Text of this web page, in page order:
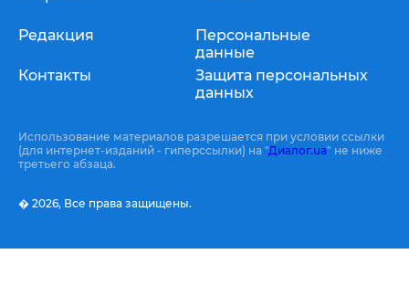
Редакция
Контакты
Персональные
данные
Защита персональных
данных
Использование материалов разрешается при условии ссылки
(для интернет-изданий - гиперссылки) на "Диалог.ua" не ниже
третьего абзаца.
� 2026, Все права защищены.